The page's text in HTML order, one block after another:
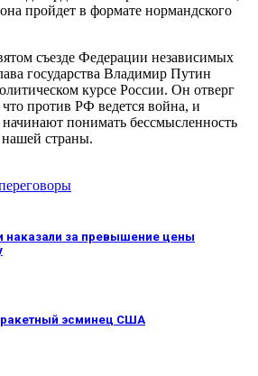
пройдет в формате нормандского
съезде Федерации независимых
государства Владимир Путин
курсе России. Он отверг
против РФ ведется война, и
понимать бессмысленность
страны.
наказали за превышение цены
эсминец США